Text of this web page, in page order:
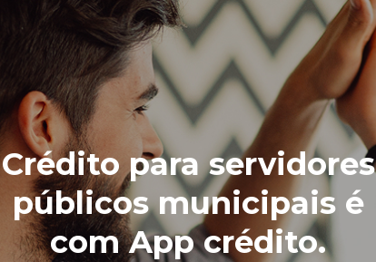
Crédito para servidores
públicos municipais é
com App crédito.